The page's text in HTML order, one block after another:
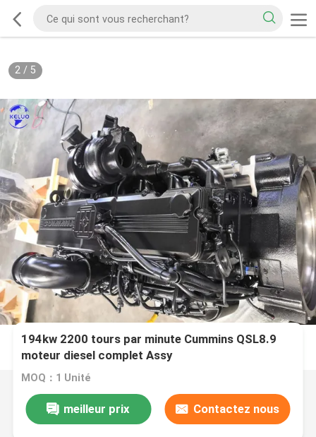
2/ 5
194kw 2200 tours par minute Cummins QSL8.9
moteur diesel complet Assy
MOQ：1 Unité
meilleur prix Contactez nous